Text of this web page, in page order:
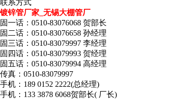
联系方式
镀锌管厂家_无锡大棚管厂
固一话：0510-83076068 贺部长
固二话：0510-83076658 孙经理
固三话：0510-83079997 李经理
固四话：0510-83079993 贺经理
固五话：0510-83079994 高经理
传真：0510-83079997
手机：189 0152 2222(总经理)
手机：133 3878 6068贺部长( 厂长)